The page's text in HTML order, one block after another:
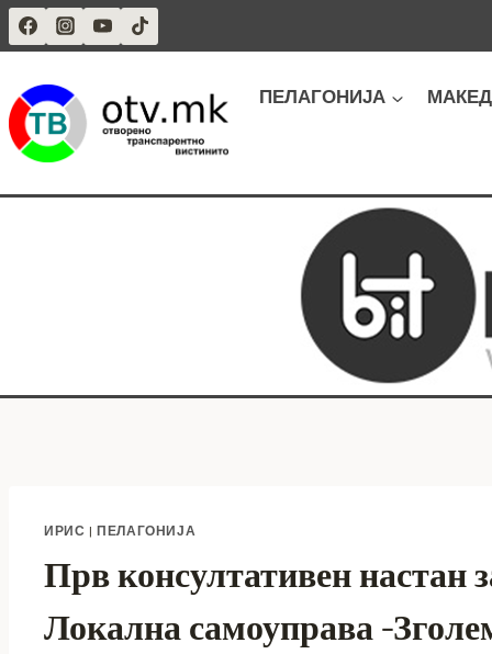
Skip
to
ПЕЛАГОНИЈА
ИРИС |ПЕЛАГОНИЈА
Прв консултативен настан
Локална самоуправа -